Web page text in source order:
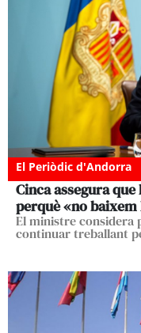
El Periòdic d'Andorra
Cinca assegura
perquè «no
El ministre considera
continuar treballant